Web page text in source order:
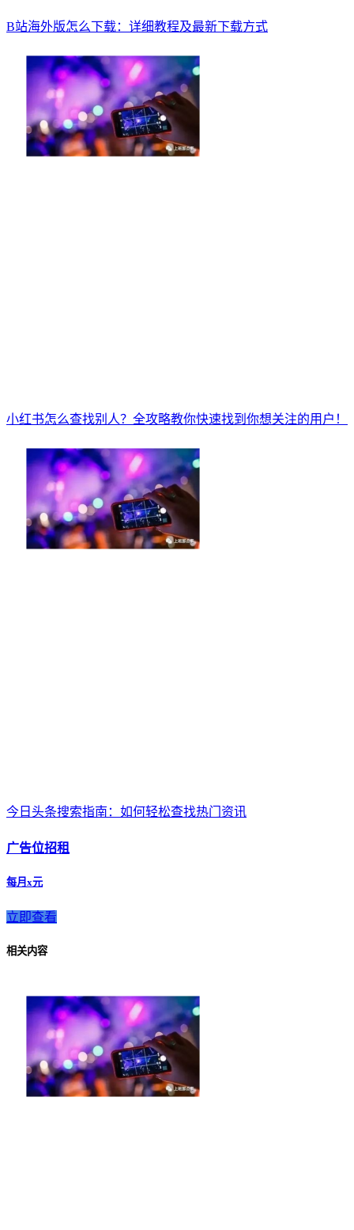
B站海外版怎么下载：详细教程及最新下载方式
小红书怎么查找别人？全攻略教你快速找到你想关注的用户！
今日头条搜索指南：如何轻松查找热门资讯
广告位招租
每月x元
立即查看
相关内容